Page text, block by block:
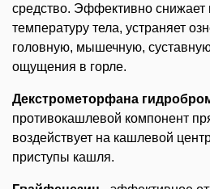
средство. Эффективно
температуру тела, устраняет
головную, мышечную,
ощущения в горле.
Декстрометорфана
противокашлевой компонент
воздействует на кашлевой
приступы кашля.